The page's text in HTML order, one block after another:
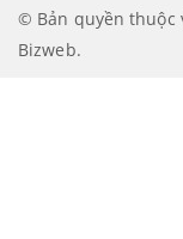
© Bản quyền thuộc
Bizweb.